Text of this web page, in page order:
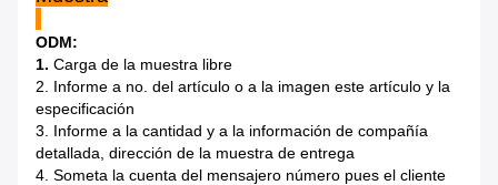
ODM:
1. Carga de la muestra libre
2. Informe a no. del artículo o a la imagen este artículo y la
especificación
3. Informe a la cantidad y a la información de compañía
detallada, dirección de la muestra de entrega
4. Someta la cuenta del mensajero número pues el cliente